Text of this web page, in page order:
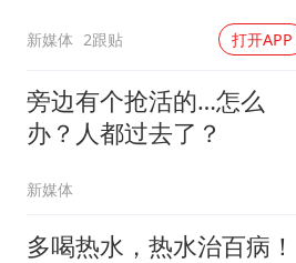
新媒体 2跟贴 打开APP
旁边有个抢活的…怎么
办？人都过去了？
新媒体
多喝热水，热水治百病！